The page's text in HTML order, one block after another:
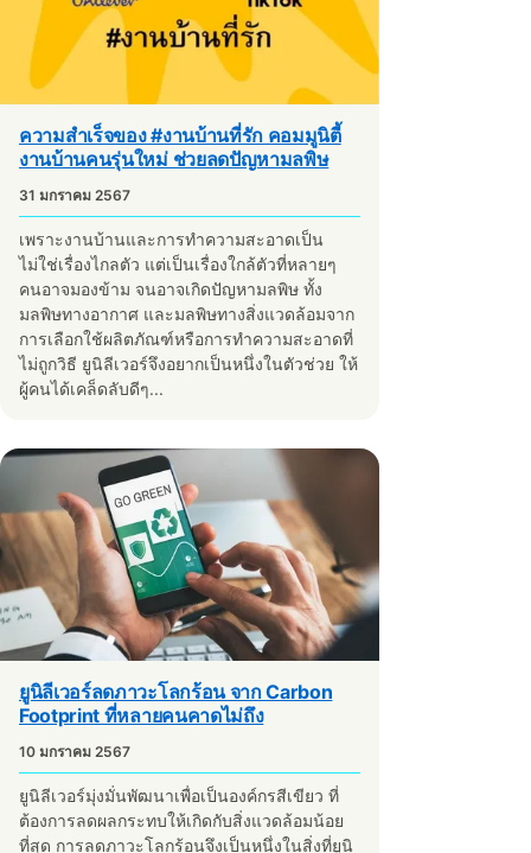
ความสำเร็จของ #งานบ้านที่รัก คอมมูนิตี้
งานบ้านคนรุ่นใหม่ ช่วยลดปัญหามลพิษ
31 มกราคม 2567
เพราะงานบ้านและการทำความสะอาดเป็น
ไม่ใช่เรื่องไกลตัว แต่เป็นเรื่องใกล้ตัวที่หลายๆ
คนอาจมองข้าม จนอาจเกิดปัญหามลพิษ ทั้ง
มลพิษทางอากาศ และมลพิษทางสิ่งแวดล้อมจาก
การเลือกใช้ผลิตภัณฑ์หรือการทำความสะอาดที่
ไม่ถูกวิธี ยูนิลีเวอร์จึงอยากเป็นหนึ่งในตัวช่วย ให้
ผู้คนได้เคล็ดลับดีๆ...
ยูนิลีเวอร์ลดภาวะโลกร้อน จาก Carbon
Footprint ที่หลายคนคาดไม่ถึง
10 มกราคม 2567
ยูนิลีเวอร์มุ่งมั่นพัฒนาเพื่อเป็นองค์กรสีเขียว ที่
ต้องการลดผลกระทบให้เกิดกับสิ่งแวดล้อมน้อย
ที่สุด การลดภาวะโลกร้อนจึงเป็นหนึ่งในสิ่งที่ยูนิ